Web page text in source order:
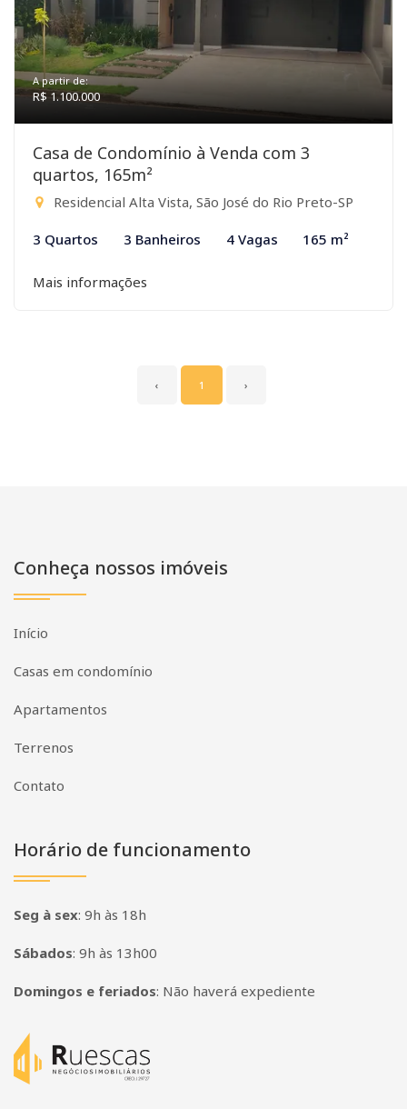
A partir de:
R$ 1.100.000
Casa de Condomínio à Venda com 3
quartos, 165m²
Residencial Alta Vista, São José do Rio Preto-SP
3 Quartos 3 Banheiros 4 Vagas 165 m²
Mais informações
‹ 1 ›
Conheça nossos imóveis
Início
Casas em condomínio
Apartamentos
Terrenos
Contato
Horário de funcionamento
Seg à sex: 9h às 18h
Sábados: 9h às 13h00
Domingos e feriados: Não haverá expediente
Página inicial